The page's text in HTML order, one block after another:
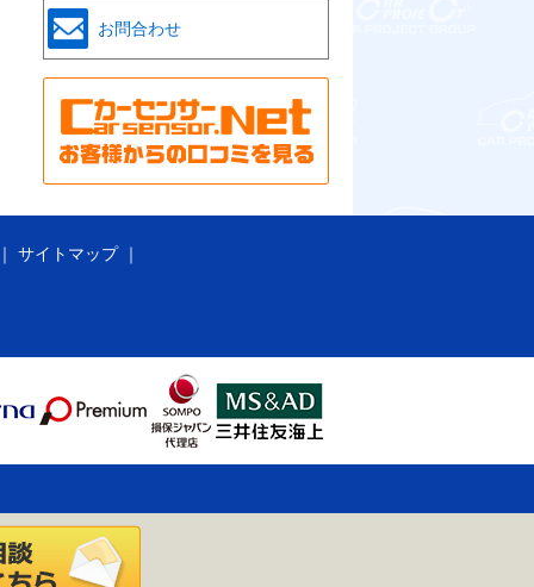
お問合わせ
サイトマップ